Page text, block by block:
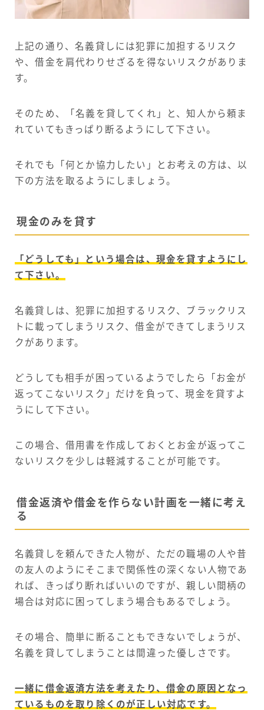
上記の通り、名義貸しには犯罪に加担するリスク
や、借金を肩代わりせざるを得ないリスクがありま
す。
そのため、「名義を貸してくれ」と、知人から頼ま
れていてもきっぱり断るようにして下さい。
それでも「何とか協力したい」とお考えの方は、以
下の方法を取るようにしましょう。
現金のみを貸す
「どうしても」という場合は、現金を貸すようにし
て下さい。
名義貸しは、犯罪に加担するリスク、ブラックリス
トに載ってしまうリスク、借金ができてしまうリス
クがあります。
どうしても相手が困っているようでしたら「お金が
返ってこないリスク」だけを負って、現金を貸すよ
うにして下さい。
この場合、借用書を作成しておくとお金が返ってこ
ないリスクを少しは軽減することが可能です。
借金返済や借金を作らない計画を一緒に考え
る
名義貸しを頼んできた人物が、ただの職場の人や昔
の友人のようにそこまで関係性の深くない人物であ
れば、きっぱり断ればいいのですが、親しい間柄の
場合は対応に困ってしまう場合もあるでしょう。
その場合、簡単に断ることもできないでしょうが、
名義を貸してしまうことは間違った優しさです。
一緒に借金返済方法を考えたり、借金の原因となっ
ているものを取り除くのが正しい対応です。